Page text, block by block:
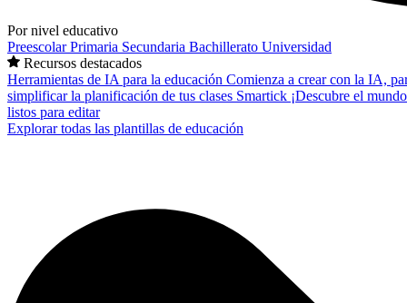
Por nivel educativo
PreescolarPrimaria Secundaria Bachillerato Universidad
Recursos destacados
Herramientas de IA para la educación Comienza a crear con la IA,
simplificar la planificación de tus clases Smartick ¡Descubre el
listos para editar
Explorar todas las plantillas de educación